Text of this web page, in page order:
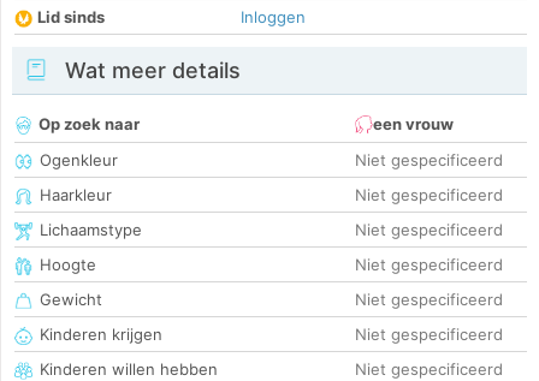
Lid sinds
Inloggen
Wat meer details
Op zoek naar
een vrouw
Ogenkleur
Niet gespecificeerd
Haarkleur
Niet gespecificeerd
Lichaamstype
Niet gespecificeerd
Hoogte
Niet gespecificeerd
Gewicht
Niet gespecificeerd
Kinderen krijgen
Niet gespecificeerd
Kinderen willen hebben
Niet gespecificeerd